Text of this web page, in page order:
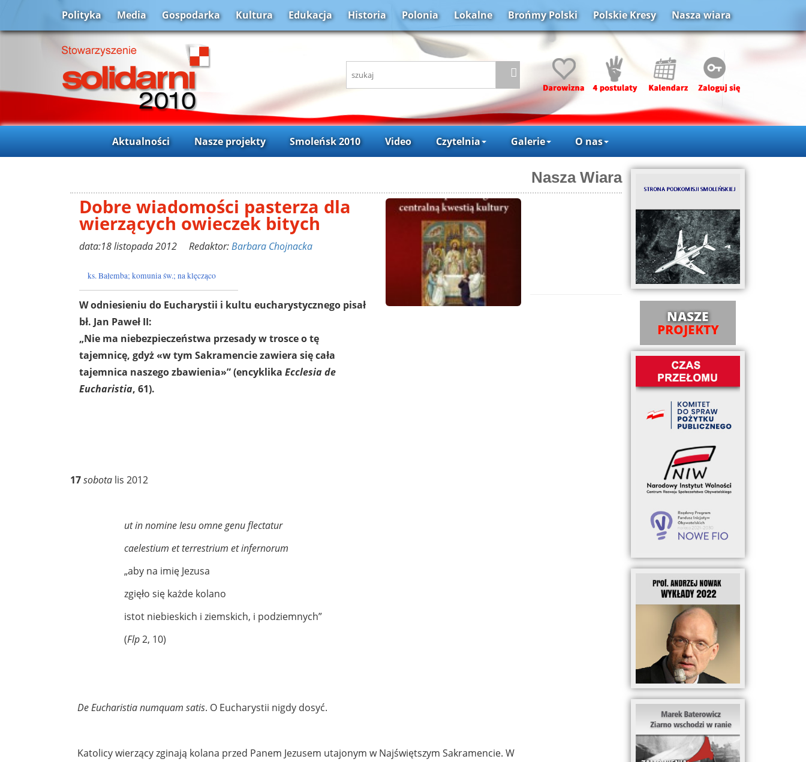
Polityka Media Gospodarka Kultura Edukacja Historia Polonia Lokalne Brońmy Polski Polskie Kresy Nasza wiara
Aktualności Nasze projekty Smoleńsk 2010 Video Czytelnia Galerie O nas
Nasza Wiara
Dobre wiadomości pasterza dla
wierzących owieczek bitych
data:18 listopada 2012 Redaktor:Barbara Chojnacka
ks. Bałemba; komunia św.; na klęcząco
W odniesieniu do Eucharystii i kultu eucharystycznego pisał
bł. Jan Paweł II:
„Nie ma niebezpieczeństwa przesady w trosce o tę
tajemnicę, gdyż «w tym Sakramencie zawiera się cała
tajemnica naszego zbawienia»” (encyklika Ecclesia de
Eucharistia, 61).
17sobota lis 2012
ut in nomine Iesu omne genu flectatur
caelestium et terrestrium et infernorum
„aby na imię Jezusa
zgięło się każde kolano
istot niebieskich i ziemskich, i podziemnych”
(Flp2, 10)
De Eucharistia numquam satis. O Eucharystii nigdy dosyć.
Katolicy wierzący zginają kolana przed Panem Jezusem utajonym w Najświętszym Sakramencie. W
NASZE
PROJEKTY